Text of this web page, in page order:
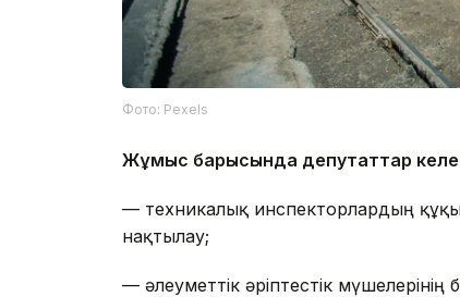
Фото: Pexels
Жұмыс барысында депутаттар келесі
— техникалық инспекторлардың
нақтылау;
— әлеуметтік әріптестік